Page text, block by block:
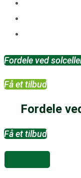
Fordele ved
Få et tilbud
Fordele
Få et tilbud